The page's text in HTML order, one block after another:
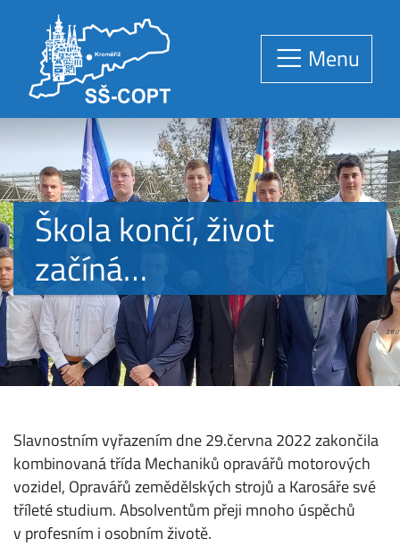
Menu
Škola končí, život
začíná…
Slavnostním vyřazením dne 29.června 2022 zakončila
kombinovaná třída Mechaniků opravářů motorových
vozidel, Opravářů zemědělských strojů a Karosáře své
tříleté studium. Absolventům přeji mnoho úspěchů
v profesním i osobním životě.